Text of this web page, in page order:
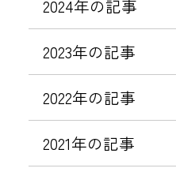
目
「
相
鉄
フ
レ
ッ
サ
2024年の記事
2023年の記事
2022年の記事
2021年の記事